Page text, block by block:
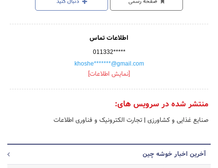
اطلاعات تماس
011332*****
khoshe*******@gmail.com
[نمایش اطلاعات]
منتشر شده در سرویس های:
صنایع غذایی و کشاورزی | تجارت الکترونیک و فناوری اطلاعات
آخرین اخبار خوشه چین